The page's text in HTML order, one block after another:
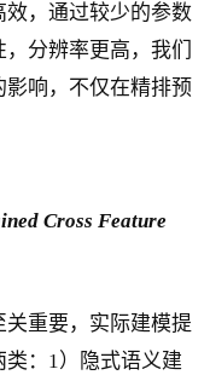
，通过较少的参数
分辨率更高，我们
响，不仅在精排预
Cross Feature
重要，实际建模提
：1）隐式语义建